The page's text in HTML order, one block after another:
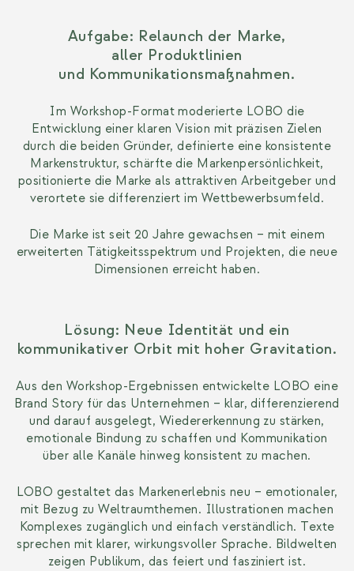
Aufgabe: Relaunch der Marke,
aller Produktlinien
und Kommunikationsmaßnahmen.
Im Workshop-Format moderierte LOBO die
Entwicklung einer klaren Vision mit präzisen Zielen
durch die beiden Gründer, definierte eine konsistente
Markenstruktur, schärfte die Markenpersönlichkeit,
positionierte die Marke als attraktiven Arbeitgeber und
verortete sie differenziertim Wettbewerbsumfeld.
Die Marke ist seit 20 Jahre gewachsen – mit einem
erweiterten Tätigkeitsspektrum und Projekten, die neue
Dimensionen erreicht haben.
Lösung: Neue Identität und ein
kommunikativer Orbit mit hoher Gravitation.
Aus den Workshop-Ergebnissen entwickelte LOBO eine
Brand Story für das Unternehmen – klar, differenzierend
und darauf ausgelegt, Wiedererkennung zu stärken,
emotionale Bindung zu schaffen und Kommunikation
über alle Kanäle hinweg konsistent zu machen.
LOBO gestaltet das Markenerlebnis neu – emotionaler,
mit Bezug zu Weltraumthemen. Illustrationen machen
Komplexes zugänglich und einfach verständlich. Texte
sprechen mit klarer, wirkungsvoller Sprache. Bildwelten
zeigen Publikum, das feiertund fasziniert ist.